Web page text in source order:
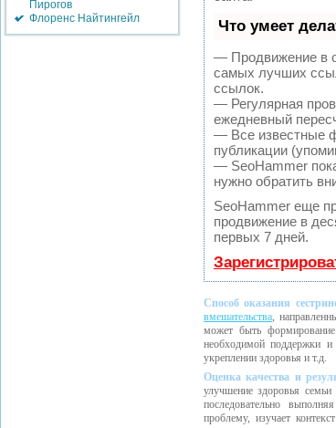
Пирогов
Флоренс Найтингейл
Что умеет
— Продвижение в
самых лучших
ссылок.
— Регулярная
ежедневный
— Все известные
публикации
— SeoHammer
нужно обратить
SeoHammer еще
продвижение в
первых 7 дней.
Способ оказания
вмешательства,
может быть формирование
необходимой поддержки и
укреплении здоровья и т.д.
Оценка качества и
улучшение здоровья семьи
последовательно
проблему, изучает